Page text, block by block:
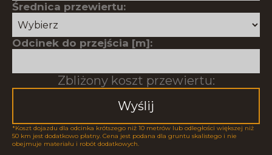
Średnica przewiertu:
Odcinek do przejścia [m]:
Zbliżony koszt przewiertu:
Wyślij
*Koszt dojazdu dla odcinka krótszego niż 10 metrów lub odległości większej niż
50 km jest dodatkowo płatny. Cena jest podana dla gruntu skalistego i nie
obejmuje materiału i robót dodatkowych.